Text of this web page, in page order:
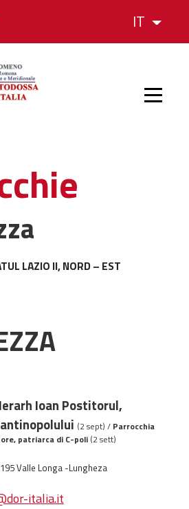
IT
monumenti
Diaconie
Associazioni e
Cimiteri
Parrocchie
LAZIO II, NORD – EST
Ioan Postitorul,
(2 sept) / Parrocchia
patriarca di C-poli (2 sett)
Valle Longa -Lungheza
italia.it